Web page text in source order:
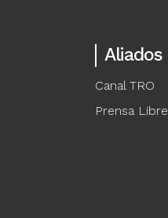
Aliados
Canal TRO
Prensa Libre